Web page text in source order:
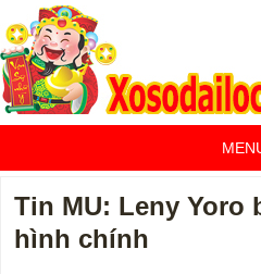
Tin MU: Leny Yoro
hình chính